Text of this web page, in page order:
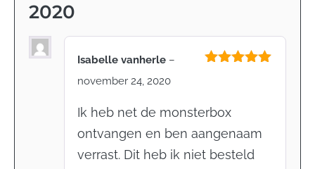
2020
Isabelle vanherle –
november 24, 2020
Ik heb net de monsterbox
ontvangen en ben aangenaam
verrast. Dit heb ik niet besteld